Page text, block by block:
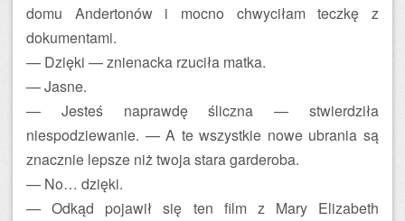
domu Andertonów i mocno chwyciłam teczkę z
dokumentami.
— Dzięki — znienacka rzuciła matka.
— Jasne.
— Jesteś naprawdę śliczna — stwierdziła
niespodziewanie. — A te wszystkie nowe ubrania są
znacznie lepsze niż twoja stara garderoba.
— No… dzięki.
— Odkąd pojawił się ten film z Mary Elizabeth